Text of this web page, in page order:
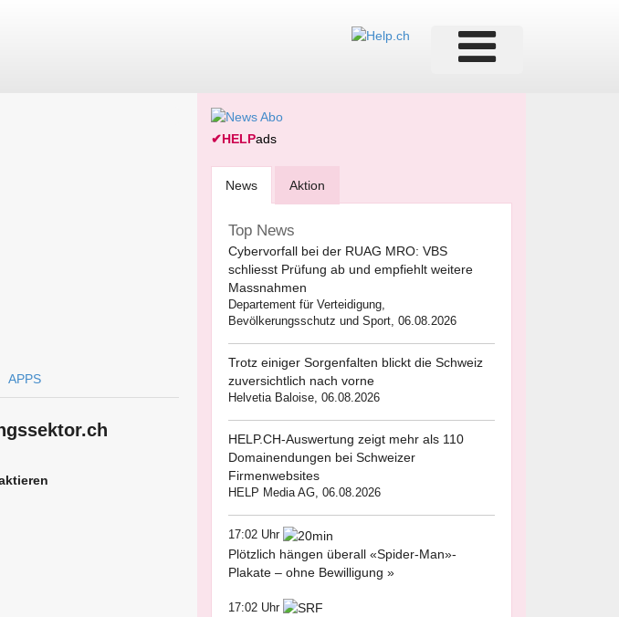
APPS
✔HELPads
News Aktion
Top News
Cybervorfall bei der RUAG MRO: VBS
schliesst Prüfung ab und empfiehlt weitere
Massnahmen
Departement für Verteidigung,
Bevölkerungsschutz und Sport, 06.08.2026
Trotz einiger Sorgenfalten blickt die Schweiz
zuversichtlich nach vorne
Helvetia Baloise, 06.08.2026
HELP.CH-Auswertung zeigt mehr als 110
Domainendungen bei Schweizer
Firmenwebsites
HELP Media AG, 06.08.2026
17:02 Uhr
Plötzlich hängen überall «Spider-Man»-
Plakate – ohne Bewilligung »
17:02 Uhr